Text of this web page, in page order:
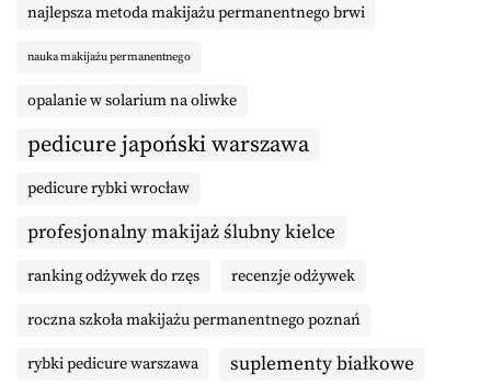
najlepsza metoda makijażu permanentnego brwi
nauka makijażu permanentnego
opalanie w solarium na oliwke
pedicure japoński warszawa
pedicure rybki wrocław
profesjonalny makijaż ślubny kielce
ranking odżywek do rzęs recenzje odżywek
roczna szkoła makijażu permanentnego poznań
rybki pedicure warszawa suplementy białkowe